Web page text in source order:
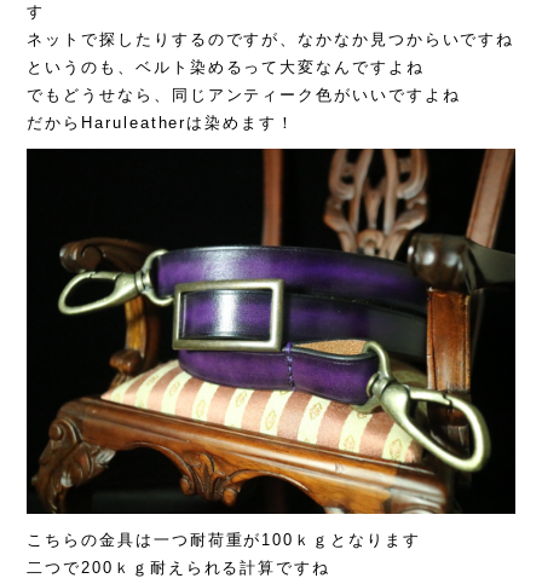
す
ネットで探したりするのですが、なかなか見つからいですね
というのも、ベルト染めるって大変なんですよね
でもどうせなら、同じアンティーク色がいいですよね
だからHaruleatherは染めます！
こちらの金具は一つ耐荷重が100ｋｇとなります
二つで200ｋｇ耐えられる計算ですね